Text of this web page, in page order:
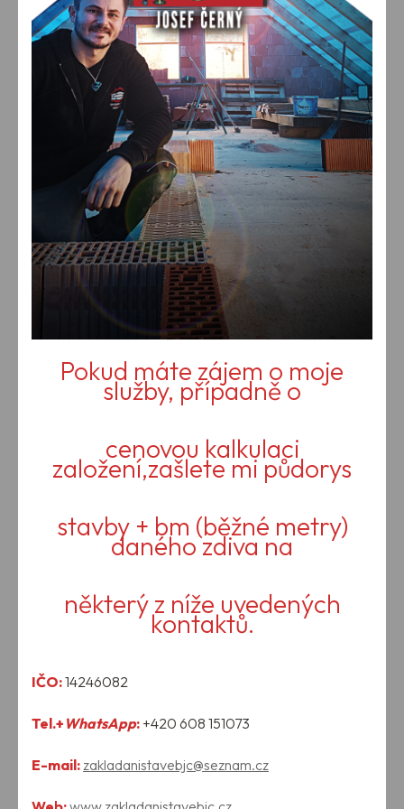
Pokud máte zájem o moje
služby, případně o
cenovou kalkulaci
založení,zašlete mi půdorys
stavby + bm (běžné metry)
daného zdiva na
některý z níže uvedených
kontaktů.
IČO:14246082
Tel.+ WhatsApp: +420 608 151073
E-mail: zakladanistavebjc@seznam.cz